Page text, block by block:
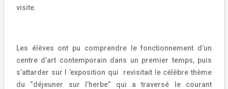
visite.
Les élèves ont pu comprendre le fonctionnement d’un
centre d’art contemporain dans un premier temps, puis
s’attarder sur l ’exposition qui
revisitait le célèbre thème
du “déjeuner sur l’herbe” qui a traversé le courant